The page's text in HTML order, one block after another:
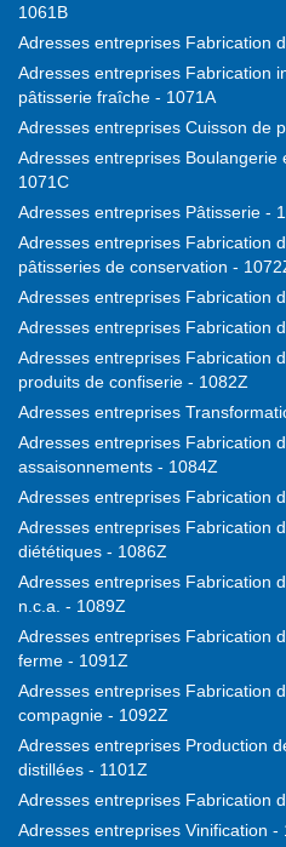
1061B
Adresses entreprises Fabrication
Adresses entreprises Fabrication
pâtisserie fraîche - 1071A
Adresses entreprises Cuisson de
Adresses entreprises Boulangerie
1071C
Adresses entreprises Pâtisserie -
Adresses entreprises Fabrication
pâtisseries de conservation -
Adresses entreprises Fabrication
Adresses entreprises Fabrication
Adresses entreprises Fabrication
produits de confiserie - 1082Z
Adresses entreprises
Adresses entreprises Fabrication
assaisonnements - 1084Z
Adresses entreprises Fabrication
Adresses entreprises Fabrication
diététiques - 1086Z
Adresses entreprises Fabrication
n.c.a. - 1089Z
Adresses entreprises Fabrication
ferme - 1091Z
Adresses entreprises Fabrication
compagnie - 1092Z
Adresses entreprises Production
distillées - 1101Z
Adresses entreprises Fabrication
Adresses entreprises Vinification -